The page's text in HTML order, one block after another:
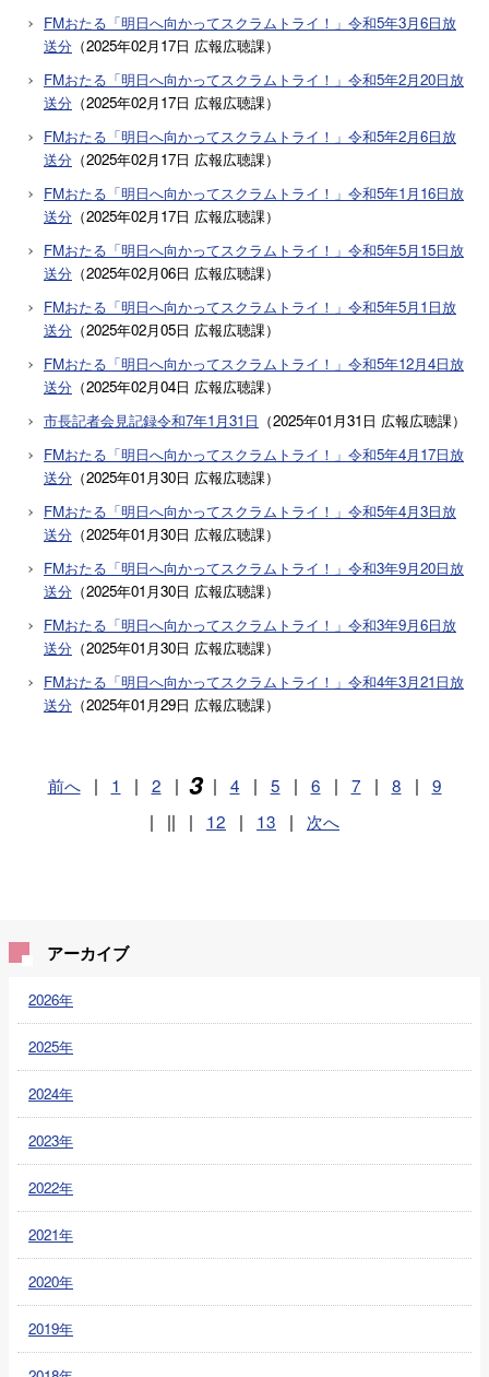
FMおたる「明日へ向かってスクラムトライ！」令和5年3月6日放
送分 （2025年02月17日 広報広聴課）
FMおたる「明日へ向かってスクラムトライ！」令和5年2月20日放
送分 （2025年02月17日 広報広聴課）
FMおたる「明日へ向かってスクラムトライ！」令和5年2月6日放
送分 （2025年02月17日 広報広聴課）
FMおたる「明日へ向かってスクラムトライ！」令和5年1月16日放
送分 （2025年02月17日 広報広聴課）
FMおたる「明日へ向かってスクラムトライ！」令和5年5月15日放
送分 （2025年02月06日 広報広聴課）
FMおたる「明日へ向かってスクラムトライ！」令和5年5月1日放
送分 （2025年02月05日 広報広聴課）
FMおたる「明日へ向かってスクラムトライ！」令和5年12月4日放
送分 （2025年02月04日 広報広聴課）
市長記者会見記録令和7年1月31日 （2025年01月31日 広報広聴課）
FMおたる「明日へ向かってスクラムトライ！」令和5年4月17日放
送分 （2025年01月30日 広報広聴課）
FMおたる「明日へ向かってスクラムトライ！」令和5年4月3日放
送分 （2025年01月30日 広報広聴課）
FMおたる「明日へ向かってスクラムトライ！」令和3年9月20日放
送分 （2025年01月30日 広報広聴課）
FMおたる「明日へ向かってスクラムトライ！」令和3年9月6日放
送分 （2025年01月30日 広報広聴課）
FMおたる「明日へ向かってスクラムトライ！」令和4年3月21日放
送分 （2025年01月29日 広報広聴課）
前へ | 1 | 2 | 3 | 4 | 5 | 6 | 7 | 8 | 9
|
|| | 12 | 13 | 次へ
アーカイブ
2026年
2025年
2024年
2023年
2022年
2021年
2020年
2019年